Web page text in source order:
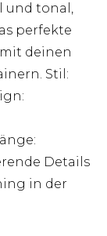
und tonal,
perfekte
deinen
Stil:
Details
in der